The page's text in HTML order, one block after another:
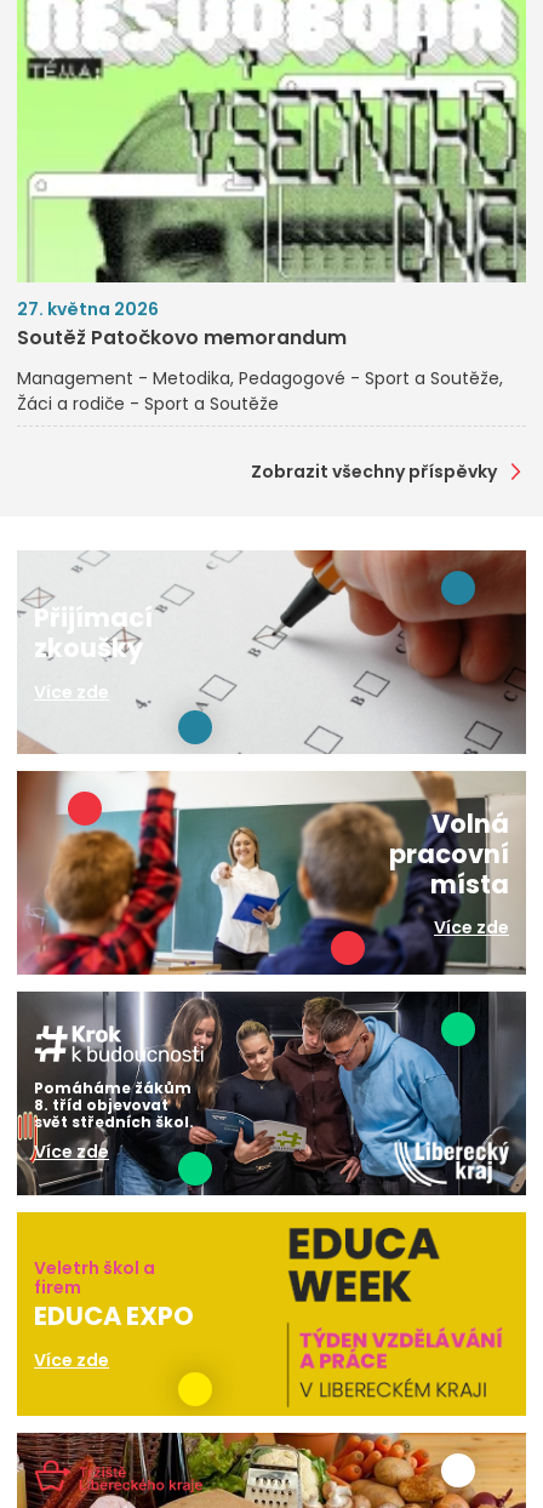
27. května 2026
Soutěž Patočkovo memorandum
Management - Metodika Pedagogové - Sport a Soutěže
Žáci a rodiče - Sport a Soutěže
Zobrazit všechny příspěvky
Přijímací
zkoušky
Více zde
Volná
pracovní
místa
Více zde
Pomáháme žákům
8. tříd objevovat
svět středních škol.
Více zde
Veletrh škol a
firem
EDUCA EXPO
Více zde